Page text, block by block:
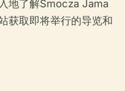
地了解Smocza Jama
获取即将举行的导览和